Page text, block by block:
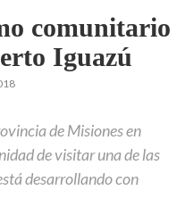
comunitario
Iguazú
de Misiones en
de visitar una de las
desarrollando con